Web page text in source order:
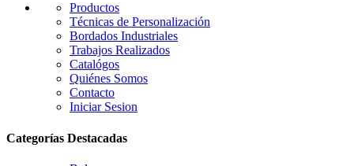
Productos
Técnicas de Personalización
Bordados Industriales
Trabajos Realizados
Catalógos
Quiénes Somos
Contacto
Iniciar Sesion
Categorías Destacadas